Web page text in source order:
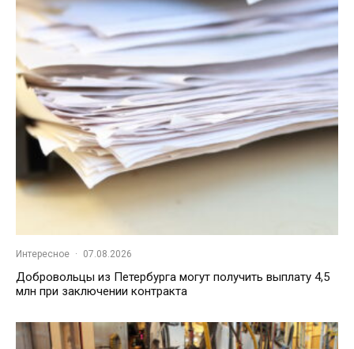
Интересное · 07.08.2026
Добровольцы из Петербурга могут получить выплату 4,5
млн при заключении контракта